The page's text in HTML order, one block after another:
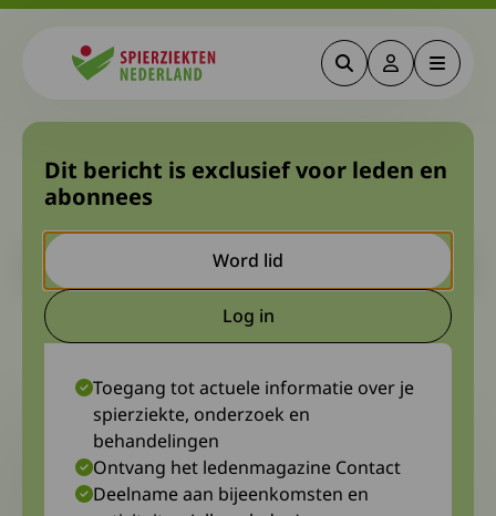
ZoekenDeze link
Menu
De lange weg naar een
nieuw medicijn
Let op. Dit is een ouder bericht. Het kan zijn dat de inhoud niet
meer actueel is.
11 december 2023
Margot Geerts, verpleegkundig specialist Maastricht UMC+
Dit bericht is exclusief voor leden en
abonnees
Word lid
Log inDeze link gaat naar een
Toegang tot actuele informatie over je
spierziekte, onderzoek en
behandelingen
Ontvang het ledenmagazine Contact
Deelname aan bijeenkomsten en